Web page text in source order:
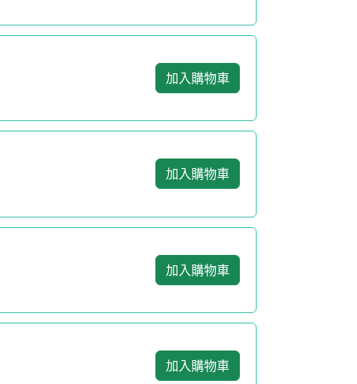
加入購物車
加入購物車
加入購物車
加入購物車